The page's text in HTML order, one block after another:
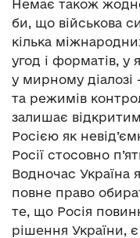
Немає також
би, що військова
кілька
угод і форматів, у
у мирному
та режимів
залишає
Росією як
Росії стосовно
Водночас Україна
повне право
те, що Росія
рішення України, є